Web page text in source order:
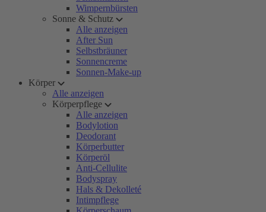
Wimpernbürsten
Sonne & Schutz
Alle anzeigen
After Sun
Selbstbräuner
Sonnencreme
Sonnen-Make-up
Körper
Alle anzeigen
Körperpflege
Alle anzeigen
Bodylotion
Deodorant
Körperbutter
Körperöl
Anti-Cellulite
Bodyspray
Hals & Dekolleté
Intimpflege